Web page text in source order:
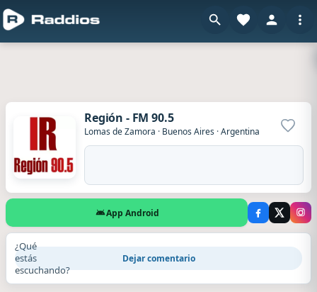
Región - FM 90.5
Lomas de Zamora · Buenos Aires ·Argentina
App Android
¿Qué
estás
escuchando?
Dejar comentario